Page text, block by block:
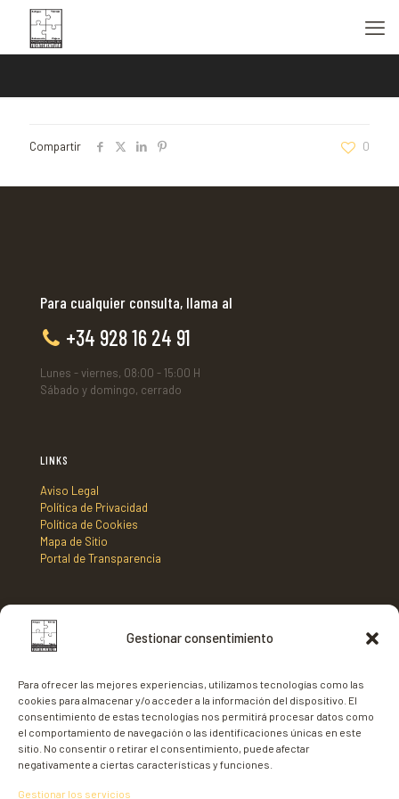
Gestionar consentimiento
Para ofrecer las mejores experiencias, utilizamos tecnologías como las
cookies para almacenar y/o acceder a la información del dispositivo. El
consentimiento de estas tecnologías nos permitirá procesar datos como
el comportamiento de navegación o las identificaciones únicas en este
sitio. No consentir o retirar el consentimiento, puede afectar
negativamente a ciertas características y funciones.
Gestionar los servicios
Compartir 0
Para cualquier consulta, llama al
+34 928 16 24 91
Lunes - viernes, 08:00 - 15:00 H
Sábado y domingo, cerrado
LINKS
Aviso Legal
Política de Privacidad
Política de Cookies
Mapa de Sitio
Portal de Transparencia
DIRECCIÓN
35620 - Gran Tarajal,
Fuerteventura